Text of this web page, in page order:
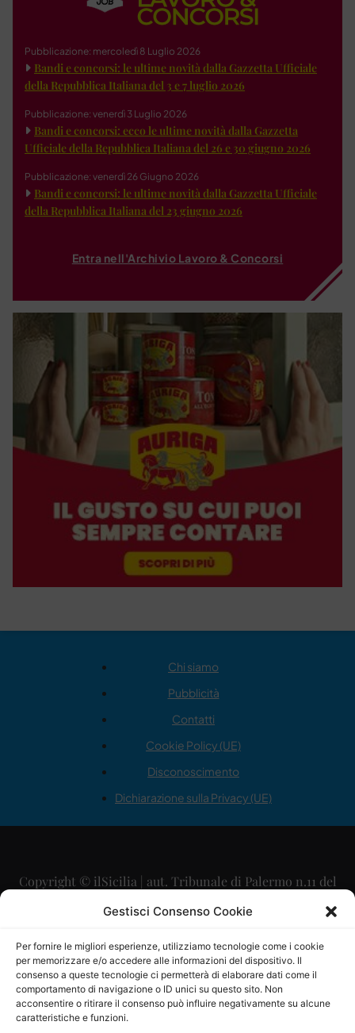
Gestisci Consenso Cookie
Per fornire le migliori esperienze, utilizziamo tecnologie come i cookie
per memorizzare e/o accedere alle informazioni del dispositivo. Il
consenso a queste tecnologie ci permetterà di elaborare dati come il
comportamento di navigazione o ID unici su questo sito. Non
acconsentire o ritirare il consenso può influire negativamente su alcune
caratteristiche e funzioni.
Pubblicazione: mercoledì 8 Luglio 2026
Bandi e concorsi: le ultime novità dalla Gazzetta Ufficiale
della Repubblica Italiana del 3 e 7 luglio 2026
Pubblicazione: venerdì 3 Luglio 2026
Bandi e concorsi: ecco le ultime novità dalla Gazzetta
Ufficiale della Repubblica Italiana del 26 e 30 giugno 2026
Pubblicazione: venerdì 26 Giugno 2026
Bandi e concorsi: le ultime novità dalla Gazzetta Ufficiale
della Repubblica Italiana del 23 giugno 2026
Entra nell'Archivio Lavoro & Concorsi
Chi siamo
Pubblicità
Contatti
Cookie Policy (UE)
Disconoscimento
Dichiarazione sulla Privacy (UE)
Copyright © ilSicilia | aut. Tribunale di Palermo n.11 del
29/09/2015
Direttore Editoriale: Maurizio Scaglione
Direttore Responsabile: Maria Calabrese